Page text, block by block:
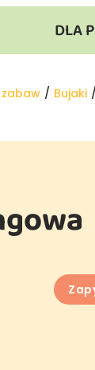
DLA
Bujaki